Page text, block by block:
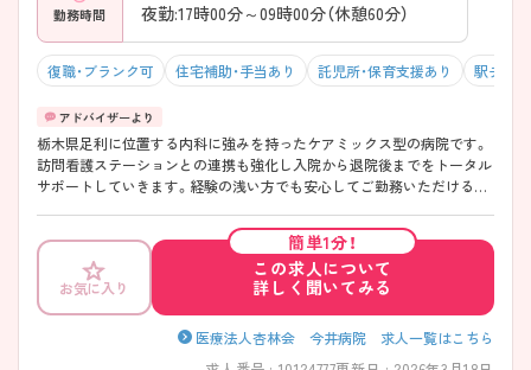
勤務時間
夜勤:17時00分～09時00分（休憩60分）
復職・ブランク可 住宅補助・手当あり 託児所・保育支援あり 駅チカ（
栃木県足利に位置する内科に強みを持ったケアミックス型の病院です。
訪問看護ステーションとの連携も強化し入院から退院後までをトータル
サポートしていきます。経験の浅い方でも安心してご勤務いただけるよ
味がございましたらお気軽にお問い合わせくださいませ♪
お気に入り
簡単1分！
この求人について
詳しく聞いてみる
医療法人杏林会 今井病院 求人一覧はこちら